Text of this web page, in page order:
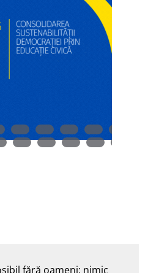
fără oameni; nimic